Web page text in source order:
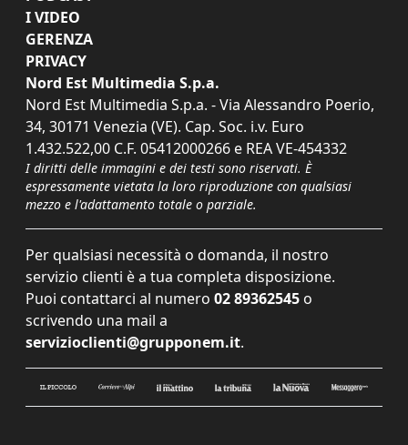
I VIDEO
GERENZA
PRIVACY
Nord Est Multimedia S.p.a.
Nord Est Multimedia S.p.a. - Via Alessandro Poerio,
34, 30171 Venezia (VE). Cap. Soc. i.v. Euro
1.432.522,00 C.F. 05412000266 e REA VE-454332
I diritti delle immagini e dei testi sono riservati. È
espressamente vietata la loro riproduzione con qualsiasi
mezzo e l'adattamento totale o parziale.
Per qualsiasi necessità o domanda, il nostro
servizio clienti è a tua completa disposizione.
Puoi contattarci al numero 02 89362545 o
scrivendo una mail a
servizioclienti@grupponem.it.